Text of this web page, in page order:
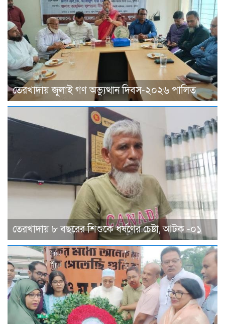
তেরখাদায় জুলাই গণ অভ্যুত্থান দিবস-২০২৬ পালিত
তেরখাদায় ৮ বছরের শিশুকে ধর্ষণের চেষ্টা, আটক -০১